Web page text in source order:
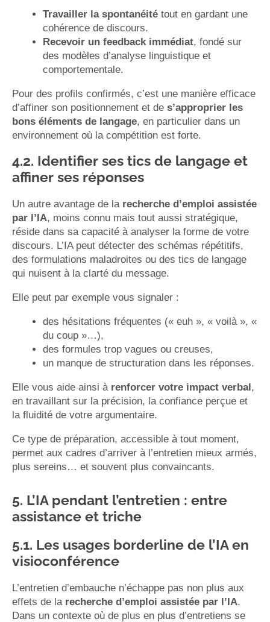
Travailler la spontanéité tout en gardant une
cohérence de discours.
Recevoir un feedback immédiat, fondé sur
des modèles d’analyse linguistique et
comportementale.
Pour des profils confirmés, c’est une manière efficace
d’affiner son positionnement et de s’approprier les
bons éléments de langage, en particulier dans un
environnement où la compétition est forte.
4.2. Identifier ses tics de langage et
affiner ses réponses
Un autre avantage de la recherche d’emploi assistée
par l’IA, moins connu mais tout aussi stratégique,
réside dans sa capacité à analyser la forme de votre
discours. L’IA peut détecter des schémas répétitifs,
des formulations maladroites ou des tics de langage
qui nuisent à la clarté du message.
Elle peut par exemple vous signaler :
des hésitations fréquentes (« euh », « voilà », «
du coup »…),
des formules trop vagues ou creuses,
un manque de structuration dans les réponses.
Elle vous aide ainsi à renforcer votre impact verbal,
en travaillant sur la précision, la confiance perçue et
la fluidité de votre argumentaire.
Ce type de préparation, accessible à tout moment,
permet aux cadres d’arriver à l’entretien mieux armés,
plus sereins… et souvent plus convaincants.
5. L’IA pendant l’entretien : entre
assistance et triche
5.1. Les usages borderline de l’IA en
visioconférence
L’entretien d’embauche n’échappe pas non plus aux
effets de la recherche d’emploi assistée par l’IA.
Dans un contexte où de plus en plus d’entretiens se